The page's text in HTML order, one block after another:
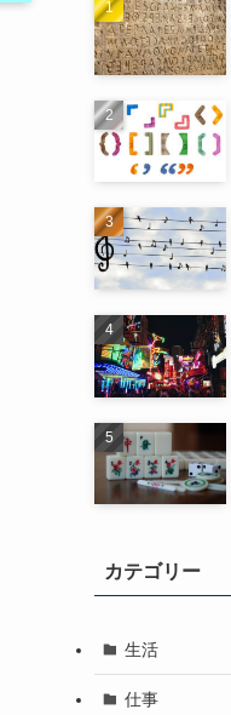
カテゴリー
生活
仕事